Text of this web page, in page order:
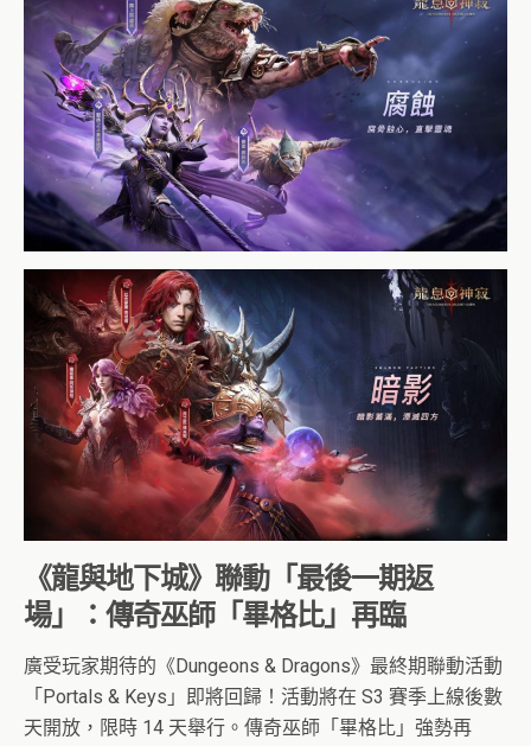
《龍與地下城》聯動「最後一期返
場」：傳奇巫師「畢格比」再臨
廣受玩家期待的《Dungeons & Dragons》最終期聯動活動
「Portals & Keys」即將回歸！活動將在 S3 賽季上線後數
天開放，限時 14 天舉行。傳奇巫師「畢格比」強勢再